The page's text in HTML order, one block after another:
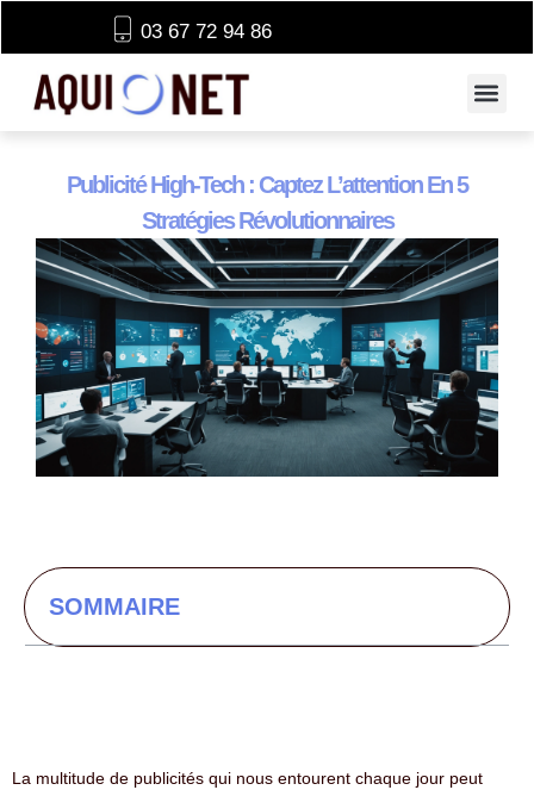
03 67 72 94 86
Publicité High-Tech : Captez L’attention En 5
Stratégies Révolutionnaires
SOMMAIRE
La multitude de publicités qui nous entourent chaque jour peut